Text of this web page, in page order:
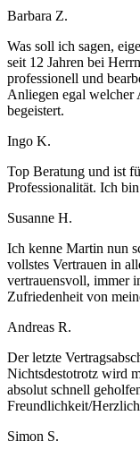
Barbara Z.
Was soll ich sagen,
seit 12 Jahren bei
professionell und
Anliegen egal welcher
begeistert.
Ingo K.
Top Beratung und ist
Professionalität. Ich
Susanne H.
Ich kenne Martin nun
vollstes Vertrauen in
vertrauensvoll, immer
Zufriedenheit von
Andreas R.
Der letzte
Nichtsdestotrotz wird
absolut schnell
Freundlichkeit/
Simon S.